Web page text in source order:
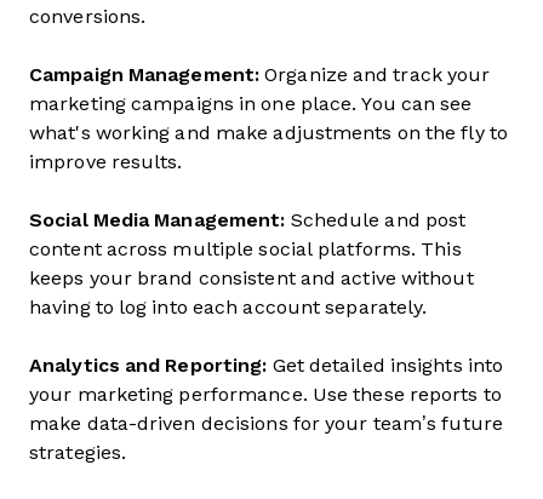
conversions.
Campaign Management: Organize and track your
marketing campaigns in one place. You can see
what's working and make adjustments on the fly to
improve results.
Social Media Management: Schedule and post
content across multiple social platforms. This
keeps your brand consistent and active without
having to log into each account separately.
Analytics and Reporting: Get detailed insights into
your marketing performance. Use these reports to
make data-driven decisions for your team’s future
strategies.